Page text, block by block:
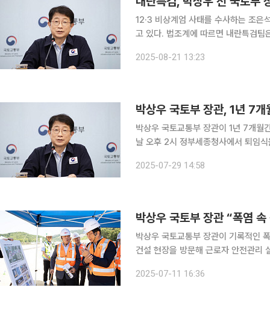
12·3 비상계엄 사태를 수사하는 조은
고 있다. 법조계에 따르면 내란특검팀은 21일 오전부터 박 전 장관을 참고인 신분으로 불러 조사 중
다. 다만 박 전 장관은 교통 문제 등
2025-08-21 13:23
박상우 국토교통부 장관이 1년 7개월간의 장
날 오후 2시 정부세종청사에서 퇴임
고, 수도권광역급행철도(GTX) 시대
2025-07-29 14:58
박상우 국토교통부 장관이 기록적인
건설 현장을 방문해 근로자 안전관리 실태를 점검했다. 이날 박 장
주면에서 염치읍까지 7.12km 구간을
2025-07-11 16:36